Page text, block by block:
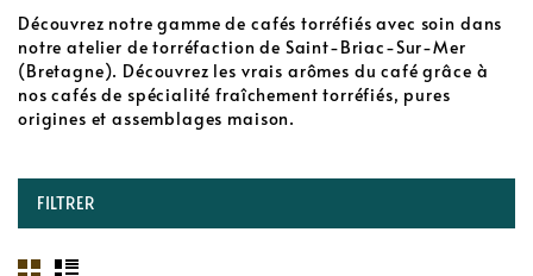
Découvrez notre gamme de cafés torréfiés avec soin dans
notre atelier de torréfaction de Saint-Briac-Sur-Mer
(Bretagne). Découvrez les vrais arômes du café grâce à
nos cafés de spécialité fraîchement torréfiés, pures
origines et assemblages maison.
FILTRER